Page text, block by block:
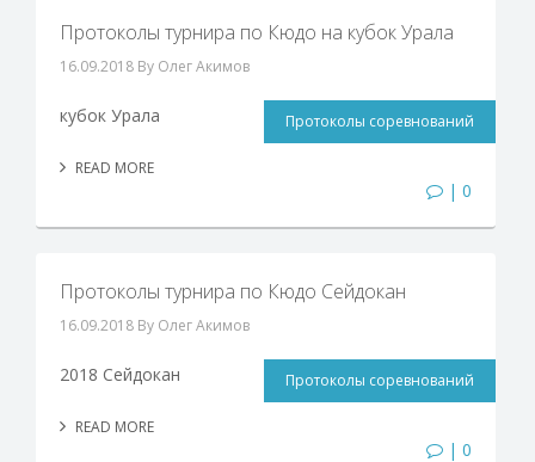
Протоколы турнира по Кюдо на кубок Урала
16.09.2018 By Олег Акимов
Протоколы соревнований
кубок Урала
READ MORE
| 0
Протоколы турнира по Кюдо Сейдокан
16.09.2018 By Олег Акимов
Протоколы соревнований
2018 Сейдокан
READ MORE
| 0